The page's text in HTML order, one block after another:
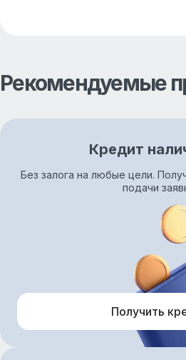
Рекомендуемые
Кредит
Без залога на любые цели.
подачи
Получить